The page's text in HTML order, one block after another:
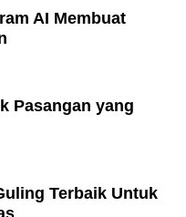
AI Membuat
Pasangan yang
Terbaik Untuk